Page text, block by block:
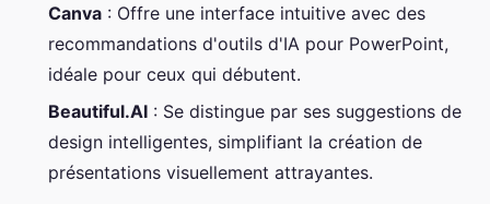
Canva : Offre une interface intuitive avec des
recommandations d'outils d'IA pour PowerPoint,
idéale pour ceux qui débutent.
Beautiful.AI : Se distingue par ses suggestions de
design intelligentes, simplifiant la création de
présentations visuellement attrayantes.